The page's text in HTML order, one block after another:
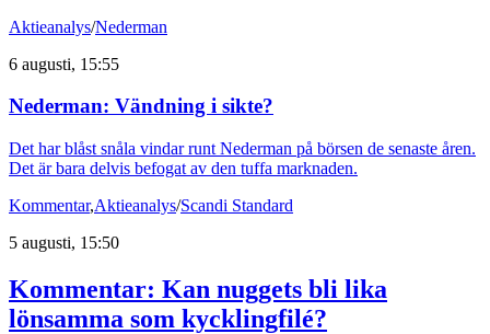
Aktieanalys/Nederman
6 augusti, 15:55
Nederman: Vändning i sikte?
Det har blåst snåla vindar runt Nederman på börsen de senaste åren.
Det är bara delvis befogat av den tuffa marknaden.
Kommentar,Aktieanalys/Scandi Standard
5 augusti, 15:50
Kommentar: Kan nuggets bli lika
lönsamma som kycklingfilé?